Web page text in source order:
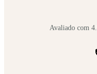
Avaliado com